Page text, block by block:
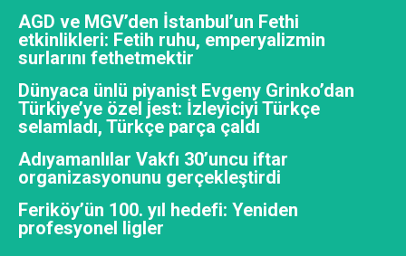
AGD ve MGV’den İstanbul’un Fethi
etkinlikleri: Fetih ruhu, emperyalizmin
surlarını fethetmektir
Dünyaca ünlü piyanist Evgeny Grinko’dan
Türkiye’ye özel jest: İzleyiciyi Türkçe
selamladı, Türkçe parça çaldı
Adıyamanlılar Vakfı 30’uncu iftar
organizasyonunu gerçekleştirdi
Feriköy’ün 100. yıl hedefi: Yeniden
profesyonel ligler